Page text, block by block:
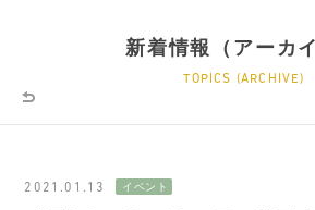
新着情報（アーカ
TOPICS (ARCHIVE)
2021.01.13